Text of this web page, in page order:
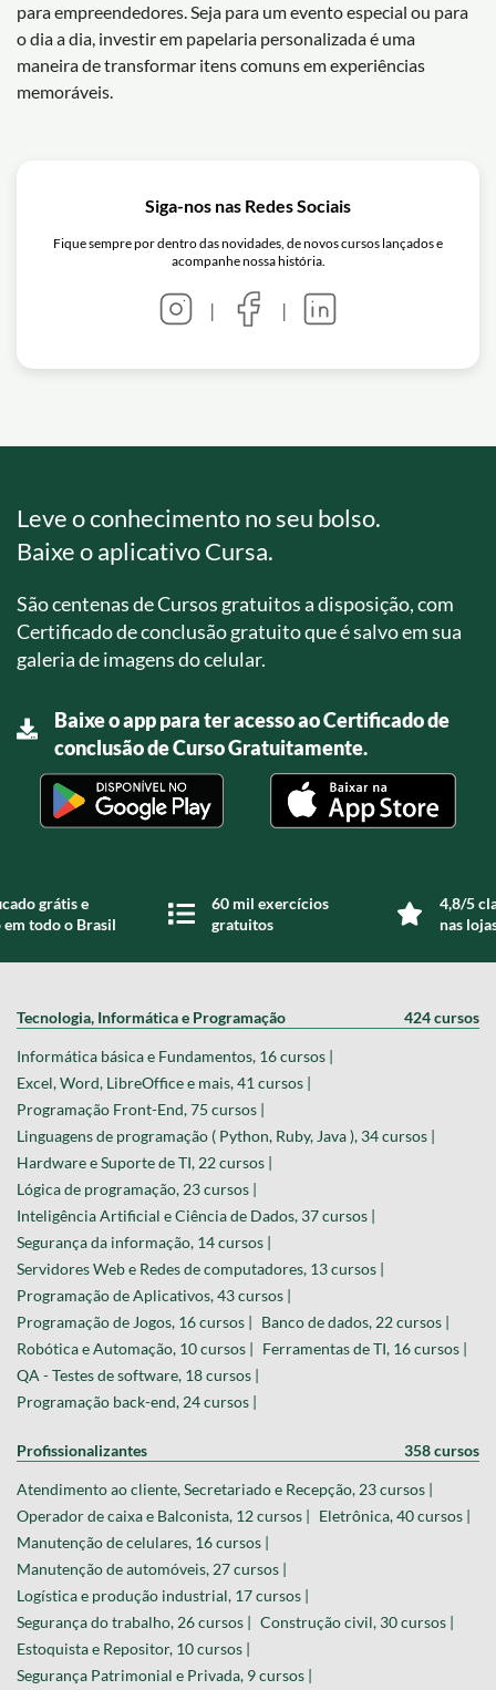
para empreendedores. Seja para um evento especial ou para
o dia a dia, investir em papelaria personalizada é uma
maneira de transformar itens comuns em experiências
memoráveis.
Siga-nos nas Redes Sociais
Fique sempre por dentro das novidades, de novos cursos lançados e
acompanhe nossa história.
| |
Leve o conhecimento no seu bolso.
Baixe o aplicativo Cursa.
São centenas de Cursos gratuitos a disposição, com
Certificado de conclusão gratuito que é salvo em sua
galeria de imagens do celular.
Baixe o app para ter acesso ao Certificado de
conclusão de Curso Gratuitamente.
grátis e
todo o Brasil
60 mil exercícios
gratuitos
4,8/5
nas
Tecnologia, Informática e Programação 424 cursos
Informática básica e Fundamentos, 16 cursos |
Excel, Word, LibreOffice e mais, 41 cursos |
Programação Front-End, 75 cursos |
Linguagens de programação ( Python, Ruby, Java ), 34 cursos |
Hardware e Suporte de TI, 22 cursos |
Lógica de programação, 23 cursos |
Inteligência Artificial e Ciência de Dados, 37 cursos |
Segurança da informação, 14 cursos |
Servidores Web e Redes de computadores, 13 cursos |
Programação de Aplicativos, 43 cursos |
Programação de Jogos, 16 cursos | Banco de dados, 22 cursos |
Robótica e Automação, 10 cursos | Ferramentas de TI, 16 cursos |
QA - Testes de software, 18 cursos |
Programação back-end, 24 cursos |
Profissionalizantes 358 cursos
Atendimento ao cliente, Secretariado e Recepção, 23 cursos |
Operador de caixa e Balconista, 12 cursos | Eletrônica, 40 cursos |
Manutenção de celulares, 16 cursos |
Manutenção de automóveis, 27 cursos |
Logística e produção industrial, 17 cursos |
Segurança do trabalho, 26 cursos | Construção civil, 30 cursos |
Estoquista e Repositor, 10 cursos |
Segurança Patrimonial e Privada, 9 cursos |